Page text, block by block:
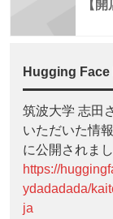
【開
Hugging Face
筑波大学 志田
いただいた情
に公開されまし
https://
ydadadada/
ja